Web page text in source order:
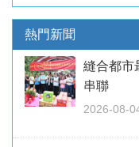
熱門新聞
縫合都
串聯
2026-08-